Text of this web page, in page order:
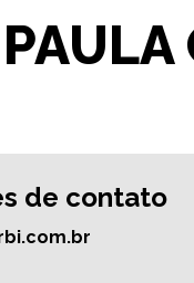
de contato